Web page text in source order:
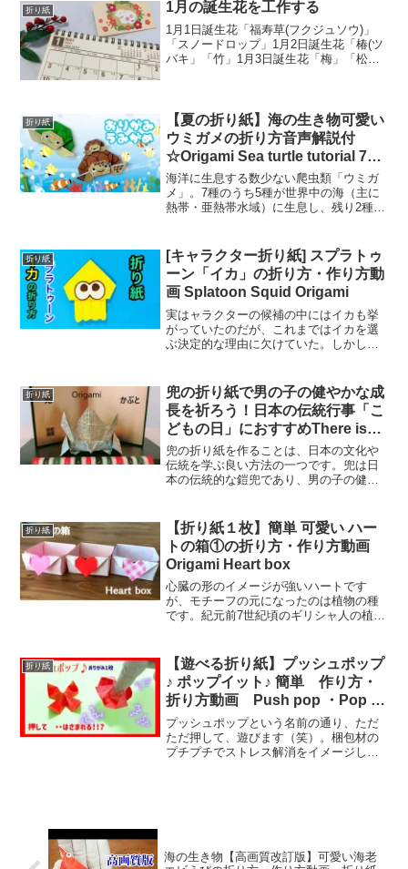
折り紙 1月の誕生花を工作する
1月1日誕生花「福寿草(フクジュソウ)」
「スノードロップ」1月2日誕生花「椿(ツ
バキ」「竹」1月3日誕生花「梅」「松」1
り...
折り紙
【夏の折り紙】海の生き物可愛い
ウミガメの折り方音声解説付
☆Origami Sea turtle tutorial 7、
8月のの飾り
海洋に生息する数少ない爬虫類「ウミガ
メ」。7種のうち5種が世界中の海（主に
熱帯・亜熱帯水域）に生息し、残り2種は
IUCNのレッドリスト（絶滅のおそれのあ
る種のレッドリス...
折り紙
[キャラクター折り紙] スプラトゥ
ーン「イカ」の折り方・作り方動
画 Splatoon Squid Origami
実はャラクターの候補の中にはイカも挙
がっていたのだが、これまではイカを選
ぶ決定的な理由に欠けていた。しかし、
ぶ強い理由が生まれることになった。
【前編】「スプラトゥーン」...
折り紙
兜の折り紙で男の子の健やかな成
長を祈ろう！日本の伝統行事「こ
どもの日」におすすめThere is
culture Children’s Day in Japan.
I make a helmet with origami
兜の折り紙を作ることは、日本の文化や
伝統を学ぶ良い方法の一つです。兜は日
本の伝統的な鎧兜であり、男の子の健や
れ、その美しさを感じることができま
す。兜の折り紙は、折り紙の...
折り紙
【折り紙１枚】簡単 可愛い ハー
トの箱①の折り方・作り方動画
Origami Heart box
心臓の形のイメージが強いハートです
が、モチーフの元になったのは植物の種
です。紀元前7世紀頃のギリシャ人の植民
ら、当時発行された銀貨に刻印され、モ
チーフが広まったといわれ...
折り紙
【遊べる折り紙】プッシュポップ
♪ ポップイット♪ 簡単 作り方・
折り方動画 Push pop ・Pop it
(origami・종이 접기・摺紙)
プッシュポップという名前の通り、ただ
ただ押して、遊びます（笑）。梱包材の
プチプチでストレス解消をイメージして
海の生き物【高画質改訂版】可愛い海老